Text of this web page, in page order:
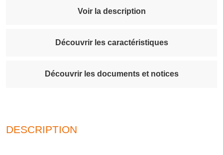
Voir la description
Découvrir les caractéristiques
Découvrir les documents et notices
DESCRIPTION